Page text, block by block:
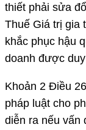
thiết phải sửa
Thuế Giá trị gia
khắc phục hậu
doanh được
Khoản 2 Điều
pháp luật cho
diễn ra nếu vấn